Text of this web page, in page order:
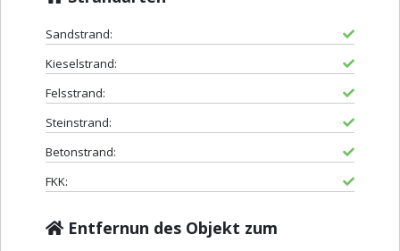
Sandstrand:
Kieselstrand:
Felsstrand:
Steinstrand:
Betonstrand:
FKK:
Entfernun des Objekt zum